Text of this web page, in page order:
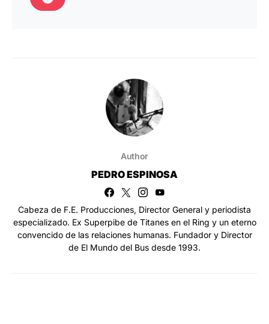
Author
PEDRO ESPINOSA
Cabeza de F.E. Producciones, Director General y periodista
especializado. Ex Superpibe de Titanes en el Ring y un eterno
convencido de las relaciones humanas. Fundador y Director
de El Mundo del Bus desde 1993.